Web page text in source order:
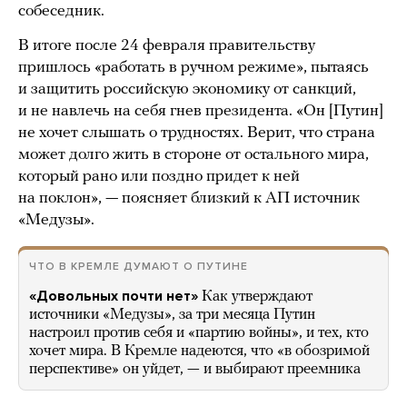
собеседник.
В итоге после 24 февраля правительству
пришлось «работать в ручном режиме», пытаясь
и защитить российскую экономику от санкций,
и не навлечь на себя гнев президента. «Он [Путин]
не хочет слышать о трудностях. Верит, что страна
может долго жить в стороне от остального мира,
который рано или поздно придет к ней
на поклон», — поясняет близкий к АП источник
«Медузы».
ЧТО В КРЕМЛЕ ДУМАЮТ О ПУТИНЕ
«Довольных почти нет» Как утверждают
источники «Медузы», за три месяца Путин
настроил против себя и «партию войны», и тех, кто
хочет мира. В Кремле надеются, что «в обозримой
перспективе» он уйдет, — и выбирают преемника